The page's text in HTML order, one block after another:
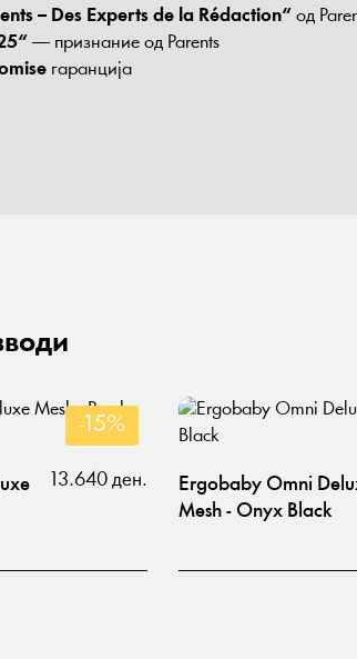
– Des Experts de la Rédaction“ од
— признание од Parents
гаранција
-15%
13.640 ден.
Ergobaby Omni
Mesh - Onyx Black